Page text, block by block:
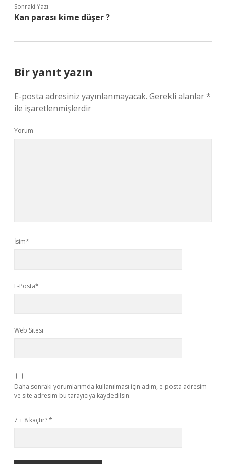
Sonraki Yazı
Kan parası kime düşer ?
Bir yanıt yazın
E-posta adresiniz yayınlanmayacak. Gerekli alanlar*
ile işaretlenmişlerdir
Yorum
İsim*
E-Posta*
Web Sitesi
Daha sonraki yorumlarımda kullanılması için adım, e-posta adresim
ve site adresim bu tarayıcıya kaydedilsin.
7 + 8 kaçtır?*